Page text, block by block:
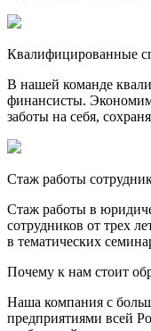
Квалифицированные
В нашей команде
финансисты.
заботы на себя,
Стаж работы
Стаж работы в
сотрудников от трех
в тематических
Почему к нам стоит
Наша компания с
предприятиями всей